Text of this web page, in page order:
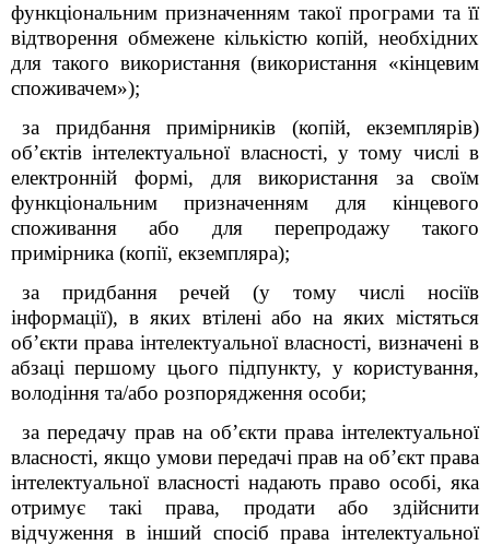
функціональним призначенням такої програми та її
відтворення обмежене кількістю копій, необхідних
для такого використання (використання «кінцевим
споживачем»);
за придбання примірників (копій, екземплярів)
об’єктів інтелектуальної власності, у тому числі в
електронній формі, для використання за своїм
функціональним призначенням для кінцевого
споживання або для перепродажу такого
примірника (копії, екземпляра);
за придбання речей (у тому числі носіїв
інформації), в яких втілені або на яких містяться
об’єкти права інтелектуальної власності, визначені в
абзаці першому цього підпункту, у користування,
володіння та/або розпорядження особи;
за передачу прав на об’єкти права інтелектуальної
власності, якщо умови передачі прав на об’єкт права
інтелектуальної власності надають право особі, яка
отримує такі права, продати або здійснити
відчуження в інший спосіб права інтелектуальної